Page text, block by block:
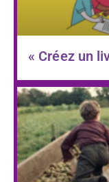
« Créez un